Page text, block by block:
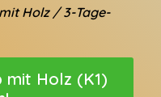
Holz / 3-Tage-
mit Holz (K1)